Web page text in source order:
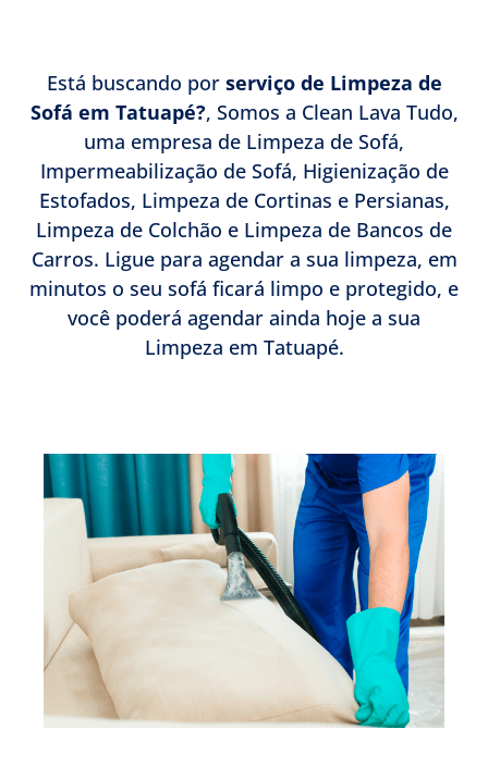
Está buscando por serviço de Limpeza de
Sofá em Tatuapé?, Somos a Clean Lava Tudo,
uma empresa de Limpeza de Sofá,
Impermeabilização de Sofá, Higienização de
Estofados, Limpeza de Cortinas e Persianas,
Limpeza de Colchão e Limpeza de Bancos de
Carros. Ligue para agendar a sua limpeza, em
minutos o seu sofá ficará limpo e protegido, e
você poderá agendar ainda hoje a sua
Limpeza em Tatuapé.